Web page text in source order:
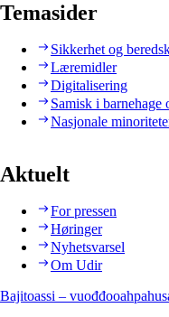
Temasider
Sikkerhet og
Læremidler
Digitalisering
Samisk i barnehage
Nasjonale
Aktuelt
For pressen
Høringer
Nyhetsvarsel
Om Udir
Bajitoassi –